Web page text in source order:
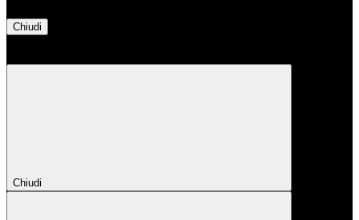
Chiudi
Chiudi